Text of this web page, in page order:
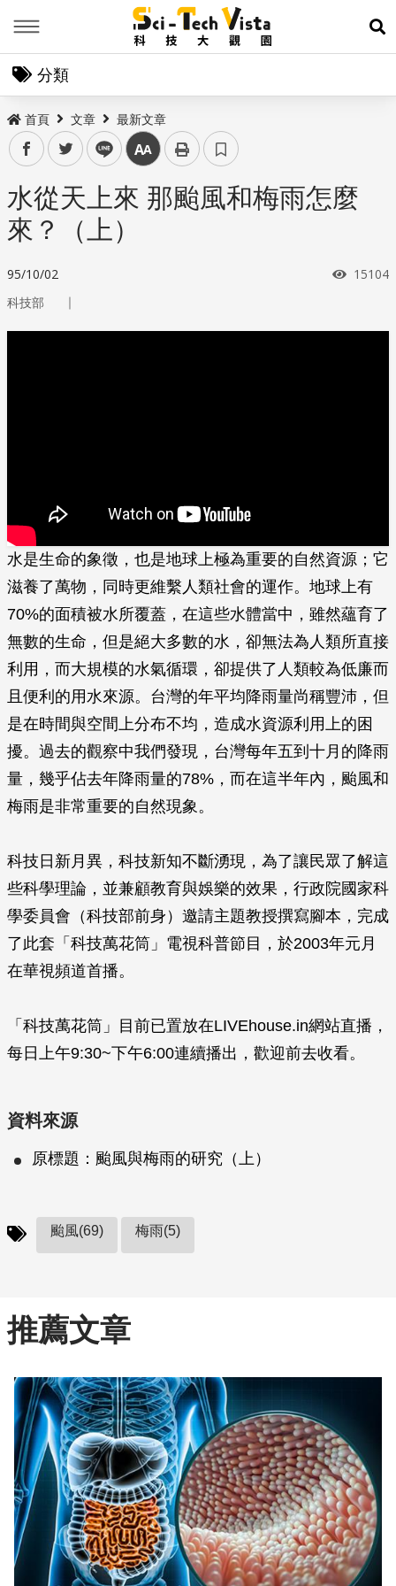
展
分類
首頁 文章 最新文章
facebooktwitter line 中
水從天上來 那颱風和梅雨怎麼
來？（上）
95/10/02 瀏覽次
15104
科技部 ｜
水是生命的象徵，也是地球上極為重要的自然資源；它
滋養了萬物，同時更維繫人類社會的運作。地球上有
70%的面積被水所覆蓋，在這些水體當中，雖然蘊育了
無數的生命，但是絕大多數的水，卻無法為人類所直接
利用，而大規模的水氣循環，卻提供了人類較為低廉而
且便利的用水來源。台灣的年平均降雨量尚稱豐沛，但
是在時間與空間上分布不均，造成水資源利用上的困
擾。過去的觀察中我們發現，台灣每年五到十月的降雨
量，幾乎佔去年降雨量的78%，而在這半年內，颱風和
梅雨是非常重要的自然現象。
科技日新月異，科技新知不斷湧現，為了讓民眾了解這
些科學理論，並兼顧教育與娛樂的效果，行政院國家科
學委員會（科技部前身）邀請主題教授撰寫腳本，完成
了此套「科技萬花筒」電視科普節目，於2003年元月
在華視頻道首播。
「科技萬花筒」目前已置放在LIVEhouse.in網站直播，
每日上午9:30~下午6:00連續播出，歡迎前去收看。
資料來源
原標題：颱風與梅雨的研究（上）
颱風(69) 梅雨(5)
推薦文章